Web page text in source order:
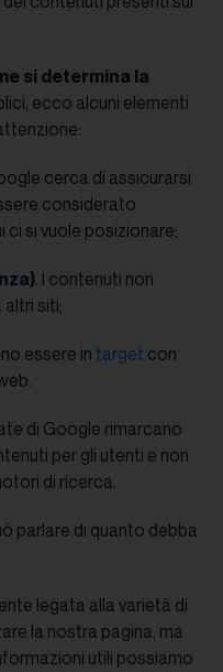
si determina la
ecco alcuni elementi
cerca di assicurarsi
considerato
si vuole posizionare;
. I contenuti non
siti;
essere in target con
di Google rimarcano
per gli utenti e non
di ricerca.
parlare di quanto debba
legata alla varietà di
la nostra pagina, ma
utili possiamo